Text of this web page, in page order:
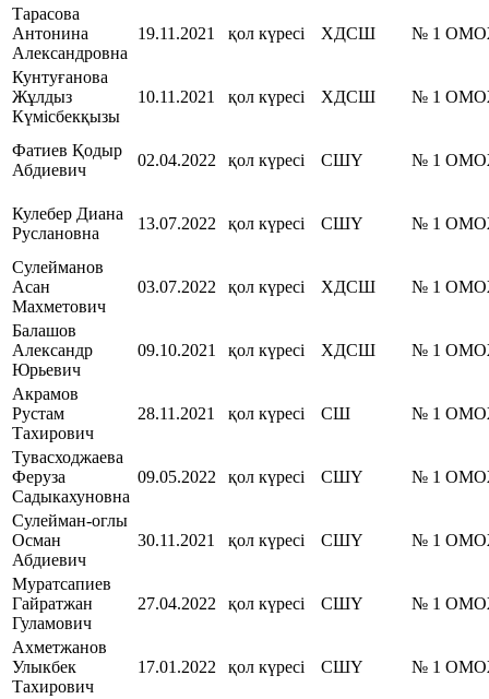
Тарасова
Антонина
Александровна
19.11.2021 қол күресі ХДСШ № 1
Кунтуғанова
Жұлдыз
Күмісбекқызы
10.11.2021 қол күресі ХДСШ № 1
Фатиев Қодыр
Абдиевич
02.04.2022 қол күресі СШҮ № 1
Кулебер Диана
Руслановна
13.07.2022 қол күресі СШҮ № 1
Сулейманов
Асан
Махметович
03.07.2022 қол күресі ХДСШ № 1
Балашов
Александр
Юрьевич
09.10.2021 қол күресі ХДСШ № 1
Акрамов
Рустам
Тахирович
28.11.2021 қол күресі СШ № 1
Тувасходжаева
Феруза
Садыкахуновна
09.05.2022 қол күресі СШҮ № 1
Сулейман-оглы
Осман
Абдиевич
30.11.2021 қол күресі СШҮ № 1
Муратсапиев
Гайратжан
Гуламович
27.04.2022 қол күресі СШҮ № 1
Ахметжанов
Улыкбек
Тахирович
17.01.2022 қол күресі СШҮ № 1